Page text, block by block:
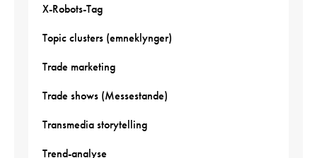
X-Robots-Tag
Topic clusters (emneklynger)
Trade marketing
Trade shows (Messestande)
Transmedia storytelling
Trend-analyse